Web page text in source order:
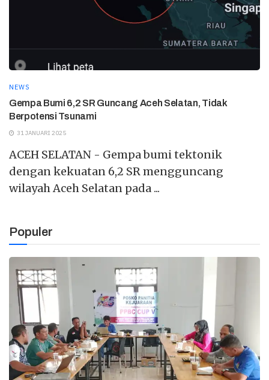
NEWS
Gempa Bumi 6,2 SR Guncang Aceh Selatan, Tidak
Berpotensi Tsunami
31 JANUARI 2025
ACEH SELATAN - Gempa bumi tektonik
dengan kekuatan 6,2 SR mengguncang
wilayah Aceh Selatan pada ...
Populer